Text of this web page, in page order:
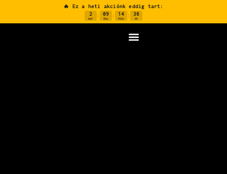
🔥 Ez a heti akciónk eddig tart:
2
NAP
: 09
ÓRA
: 14
PERC
: 35
MP